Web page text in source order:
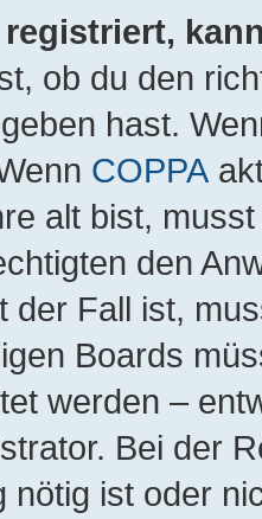
ob du den
hast.
COPPA
alt bist,
den
der Fall ist,
Boards
werden –
Bei der
nötig ist oder